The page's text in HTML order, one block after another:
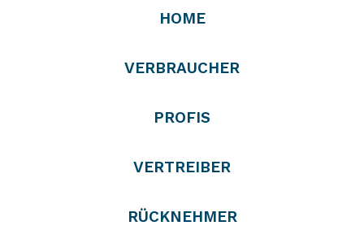
HOME
VERBRAUCHER
PROFIS
VERTREIBER
RÜCKNEHMER